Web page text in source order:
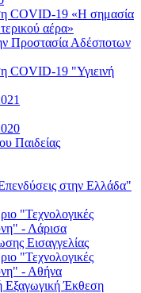
COVID-19 «Η σημασία
αέρα»
Προστασία Αδέσποτων
COVID-19 "Υγιεινή
Παιδείας
στην Ελλάδα"
"Τεχνολογικές
- Λάρισα
Εισαγγελίας
"Τεχνολογικές
- Αθήνα
Εξαγωγική Έκθεση